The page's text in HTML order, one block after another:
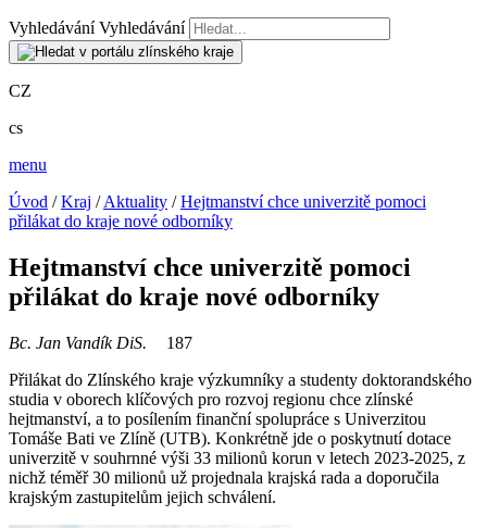
Vyhledávání Vyhledávání
CZ
cs
menu
Úvod /Kraj /Aktuality /Hejtmanství chce univerzitě pomoci
přilákat do kraje nové odborníky
Hejtmanství chce univerzitě pomoci
přilákat do kraje nové odborníky
Bc. Jan Vandík DiS.
187
Přilákat do Zlínského kraje výzkumníky a studenty doktorandského
studia v oborech klíčových pro rozvoj regionu chce zlínské
hejtmanství, a to posílením finanční spolupráce s Univerzitou
Tomáše Bati ve Zlíně (UTB). Konkrétně jde o poskytnutí dotace
univerzitě v souhrnné výši 33 milionů korun v letech 2023-2025, z
nichž téměř 30 milionů už projednala krajská rada a doporučila
krajským zastupitelům jejich schválení.